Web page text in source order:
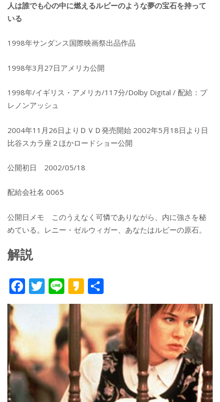
人は誰でも心の中に燃えるルビーのような夢の宝石を持って
いる
1998年サンダンス国際映画祭出品作品
1998年3月27日アメリカ公開
1998年/イギリス・アメリカ/117分/Dolby Digital / 配給：プ
レノンアッシュ
2004年11月26日よりＤＶＤ発売開始 2002年5月18日より日
比谷スカラ座２ほかロードショー公開
公開初日 2002/05/18
配給会社名 0065
公開日メモ このうえなく可憐でありながら、内に強さを秘
めている。レニー・ゼルウィガー、あなたはルビーの原石。
解説
F
ac
b
o
o
k
T
w
er
Li
n
e
K
a
k
a
o
有